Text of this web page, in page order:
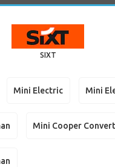
SIXT
Mini Electric Mini
Mini Cooper